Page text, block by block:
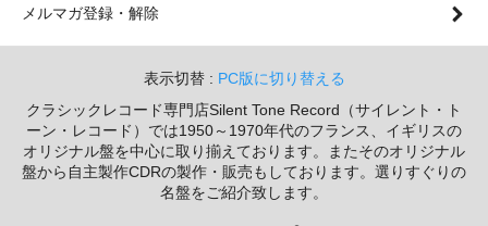
メルマガ登録・解除
表示切替 : PC版に切り替える
クラシックレコード専門店Silent Tone Record（サイレント・ト
ーン・レコード）では1950～1970年代のフランス、イギリスの
オリジナル盤を中心に取り揃えております。またそのオリジナル
盤から自主製作CDRの製作・販売もしております。選りすぐりの
名盤をご紹介致します。